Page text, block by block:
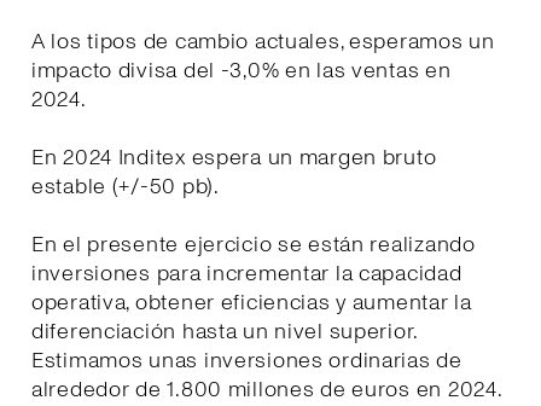
A los tipos de cambio actuales, esperamos un
impacto divisa del -3,0% en las ventas en
2024.
En 2024 Inditex espera un margen bruto
estable (+/-50 pb).
En el presente ejercicio se están realizando
inversiones para incrementar la capacidad
operativa, obtener eficiencias y aumentar la
diferenciación hasta un nivel superior.
Estimamos unas inversiones ordinarias de
alrededor de 1.800 millones de euros en 2024.